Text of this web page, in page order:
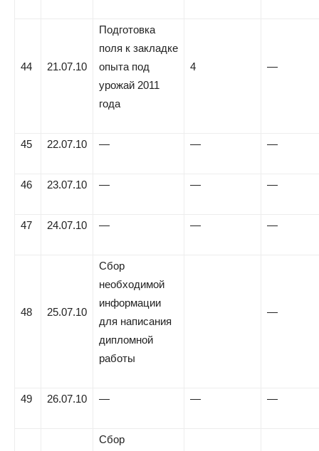
44 21.07.10
Подготовка
поля к закладке
опыта под
урожай 2011
года
4 —
45 22.07.10 — — —
46 23.07.10 — — —
47 24.07.10 — — —
48 25.07.10
Сбор
необходимой
информации
для написания
дипломной
работы
—
49 26.07.10 — — —
Сбор